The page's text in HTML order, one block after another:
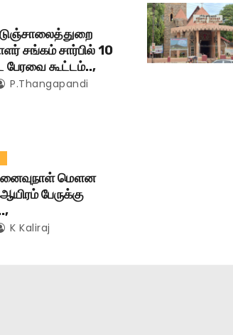
சங்கம் சார்பில் 10
பேரவை கூட்டம்..,
P.Thangapandi
மௌன
பேருக்கு
K Kaliraj